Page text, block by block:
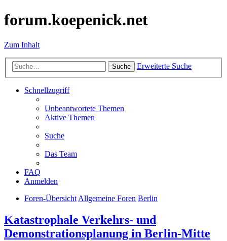
forum.koepenick.net
Zum Inhalt
Suche Erweiterte Suche
Schnellzugriff
Unbeantwortete Themen
Aktive Themen
Suche
Das Team
FAQ
Anmelden
Foren-ÜbersichtAllgemeine Foren Berlin
Katastrophale Verkehrs- und
Demonstrationsplanung in Berlin-Mitte